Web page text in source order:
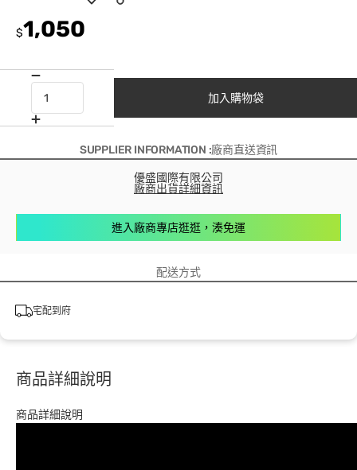
$1,050
加入購物袋
SUPPLIER INFORMATION :廠商直送資訊
優盛國際有限公司
廠商出貨詳細資訊
進入廠商專店逛逛，湊免運
配送方式
宅配到府
商品詳細說明
商品詳細說明